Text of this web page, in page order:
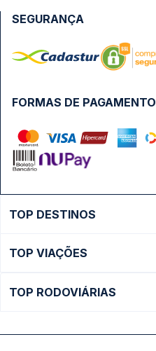
FORMAS DE PAGAMENTO
SEGURANÇA
TOP DESTINOS
Ônibus São Paulo
TOP VIAÇÕES
TOP RODOVIÁRIAS